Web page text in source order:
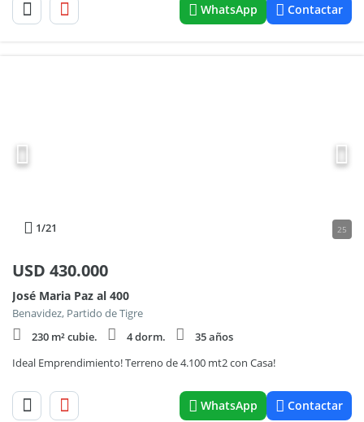
WhatsApp Contactar
1/21 25
USD 430.000
José Maria Paz al 400
Benavidez, Partido de Tigre
230 m² cubie.
4 dorm.
35 años
Ideal Emprendimiento! Terreno de 4.100 mt2 con Casa!
WhatsApp Contactar